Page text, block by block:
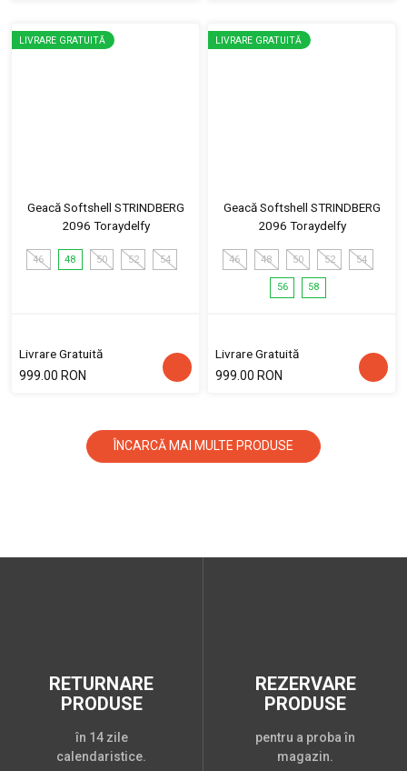
LIVRARE GRATUITĂ
Geacă Softshell STRINDBERG
2096 Toraydelfy
46 48 50 52 54
Livrare Gratuită
999.00 RON
LIVRARE GRATUITĂ
Geacă Softshell STRINDBERG
2096 Toraydelfy
46 48 50 52 54
56 58
Livrare Gratuită
999.00 RON
ÎNCARCĂ MAI MULTE PRODUSE
RETURNARE
PRODUSE
în 14 zile
calendaristice.
REZERVARE
PRODUSE
pentru a proba în
magazin.